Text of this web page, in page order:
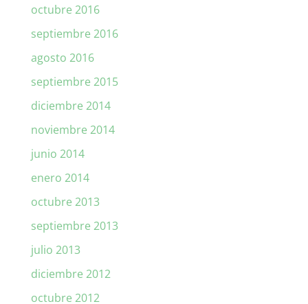
octubre 2016
septiembre 2016
agosto 2016
septiembre 2015
diciembre 2014
noviembre 2014
junio 2014
enero 2014
octubre 2013
septiembre 2013
julio 2013
diciembre 2012
octubre 2012